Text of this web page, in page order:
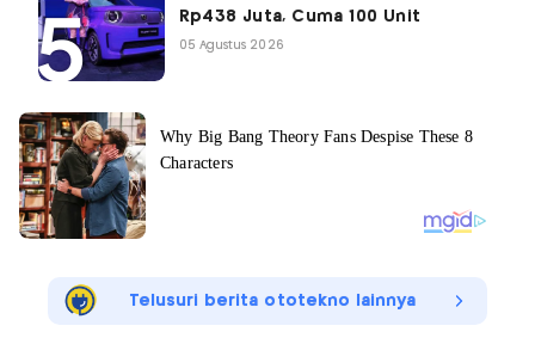
Rp438 Juta, Cuma 100 Unit
05 Agustus 2026
Telusuri berita ototekno lainnya